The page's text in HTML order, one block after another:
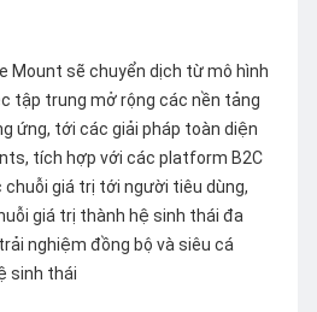
Mount sẽ chuyển dịch từ mô hình
tập trung mở rộng các nền tảng
ứng, tới các giải pháp toàn diện
tích hợp với các platform B2C
giá trị tới người tiêu dùng,
giá trị thành hệ sinh thái đa
nghiệm đồng bộ và siêu cá
sinh thái